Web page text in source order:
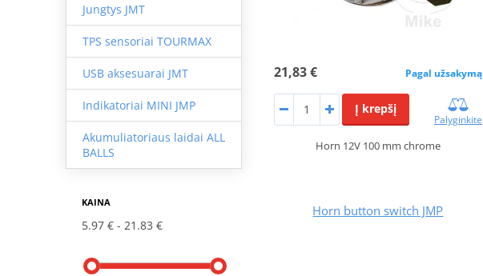
Jungtys JMT
TPS sensoriai TOURMAX
USB aksesuarai JMT
Indikatoriai MINI JMP
Akumuliatoriaus laidai ALL
BALLS
KAINA
5.97 € 21.83 €
21,83 € Pagal užsakymą
Į krepšį
Palyginkite
Horn 12V 100 mm chrome
Horn button switch JMP